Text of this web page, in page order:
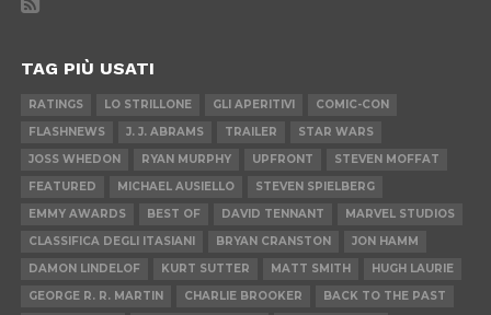
TAG PIÙ USATI
RATINGS LO STRILLONE GLI APERITIVI
COMIC-CON
FLASHNEWS
J. J. ABRAMS TRAILER
STAR WARS
JOSS WHEDON
RYAN MURPHY UPFRONT
STEVEN MOFFAT
FEATURED
MICHAEL AUSIELLO
STEVEN SPIELBERG
EMMY AWARDS
BEST OF DAVID TENNANT
MARVEL STUDIOS
CLASSIFICA DEGLI ITASIANI
BRYAN CRANSTON
JON HAMM
DAMON LINDELOF
KURT SUTTER MATT SMITH
HUGH LAURIE
GEORGE R. R. MARTIN
CHARLIE BROOKER BACK TO THE PAST